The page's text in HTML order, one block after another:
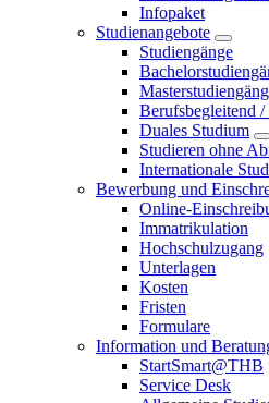
Infopaket
Studienangebote
Studiengänge
Berufsbegleitend
Duales Studium
Studieren ohne
Internationale
Bewerbung und
Online-
Immatrikulation
Hochschulzugang
Unterlagen
Kosten
Fristen
Formulare
Information und
StartSmart@THB
Service Desk